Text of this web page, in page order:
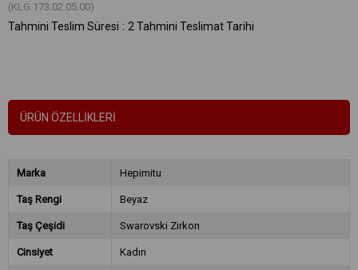
(KLG.173.02.05.00)
Tahmini Teslim Süresi : 2 Tahmini Teslimat Tarihi
ÜRÜN ÖZELLIKLERI
Marka Hepimitu
Taş Rengi Beyaz
Taş Çeşidi Swarovski Zirkon
Cinsiyet Kadın